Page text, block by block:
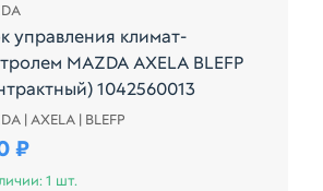
к автомобилям:
управления климат-
MAZDA AXELA BLEFP
1042560013
управления климат-контролем
| AXELA | BLEFP
₽
1 шт.